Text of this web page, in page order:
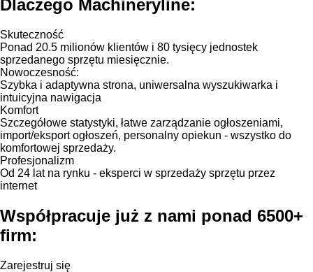
Dlaczego Machineryline:
Skuteczność
Ponad 20.5 milionów klientów i 80 tysięcy jednostek
sprzedanego sprzętu miesięcznie.
Nowoczesność:
Szybka i adaptywna strona, uniwersalna wyszukiwarka i
intuicyjna nawigacja
Komfort
Szczegółowe statystyki, łatwe zarządzanie ogłoszeniami,
import/eksport ogłoszeń, personalny opiekun - wszystko do
komfortowej sprzedaży.
Profesjonalizm
Od 24 lat na rynku - eksperci w sprzedaży sprzętu przez
internet
Współpracuje już z nami ponad 6500+
firm:
Zarejestruj się